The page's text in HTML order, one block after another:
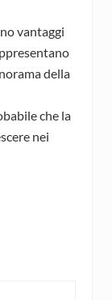
vantaggi
della
che la
nei